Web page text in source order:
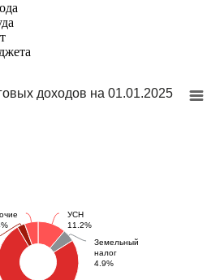
доходов на 01.01.2025
УСН
11.2%
Земельный
налог
4.9%